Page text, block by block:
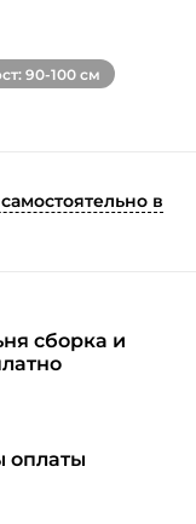
90-100 см
в
сборка и
оплаты